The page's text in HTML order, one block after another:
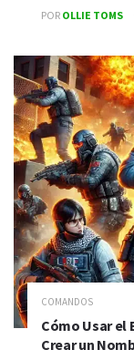
POR OLLIE TOMS
COMANDOS
Cómo Usar el
Crear un